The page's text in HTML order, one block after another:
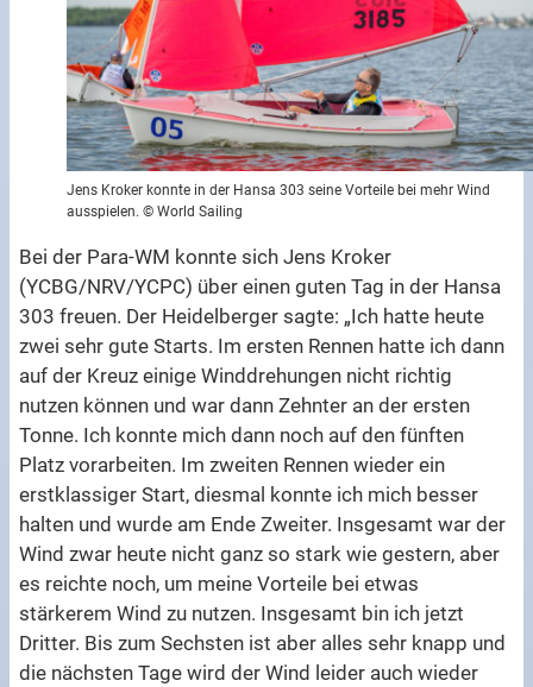
Jens Kroker konnte in der Hansa 303 seine Vorteile bei mehr Wind
ausspielen. © World Sailing
Bei der Para-WM konnte sich Jens Kroker
(YCBG/NRV/YCPC) über einen guten Tag in der Hansa
303 freuen. Der Heidelberger sagte: „Ich hatte heute
zwei sehr gute Starts. Im ersten Rennen hatte ich dann
auf der Kreuz einige Winddrehungen nicht richtig
nutzen können und war dann Zehnter an der ersten
Tonne. Ich konnte mich dann noch auf den fünften
Platz vorarbeiten. Im zweiten Rennen wieder ein
erstklassiger Start, diesmal konnte ich mich besser
halten und wurde am Ende Zweiter. Insgesamt war der
Wind zwar heute nicht ganz so stark wie gestern, aber
es reichte noch, um meine Vorteile bei etwas
stärkerem Wind zu nutzen. Insgesamt bin ich jetzt
Dritter. Bis zum Sechsten ist aber alles sehr knapp und
die nächsten Tage wird der Wind leider auch wieder